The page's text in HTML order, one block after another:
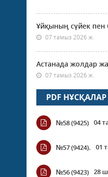
Ұйқының сүйек пен
07 тамыз 2026 ж.
Астанада жолдар
07 тамыз 2026 ж.
PDF
№58 (9425) 04
№57 (9424). 01
№56 (9423) 28